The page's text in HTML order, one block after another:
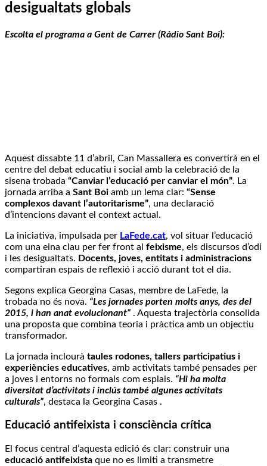
desigualtats globals
Escolta el programa a Gent de Carrer (Ràdio Sant Boi):
Aquest dissabte 11 d’abril, Can Massallera es convertirà en el
centre del debat educatiu i social amb la celebració de la
sisena trobada “Canviar l’educació per canviar el món”. La
jornada arriba a Sant Boi amb un lema clar: “Sense
complexos davant l’autoritarisme”, una declaració
d’intencions davant el context actual.
La iniciativa, impulsada per LaFede.cat, vol situar l’educació
com una eina clau per fer front al feixisme, els discursos d’odi
i les desigualtats. Docents, joves, entitats i administracions
compartiran espais de reflexió i acció durant tot el dia.
Segons explica Georgina Casas, membre de LaFede, la
trobada no és nova. “Les jornades porten molts anys, des del
2015, i han anat evolucionant” . Aquesta trajectòria consolida
una proposta que combina teoria i pràctica amb un objectiu
transformador.
La jornada inclourà taules rodones, tallers participatius i
experiències educatives, amb activitats també pensades per
a joves i entorns no formals com esplais. “Hi ha molta
diversitat d’activitats i inclús també algunes activitats
culturals”, destaca la Georgina Casas .
Educació antifeixista i consciència crítica
El focus central d’aquesta edició és clar: construir una
educació antifeixista que no es limiti a transmetre